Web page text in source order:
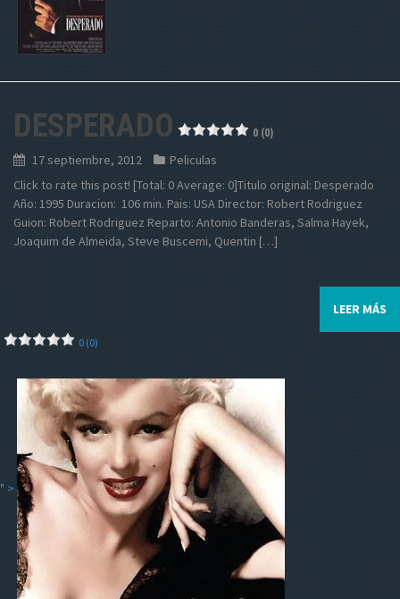
DESPERADO 0 (0)
17 septiembre, 2012
Peliculas
Click to rate this post! [Total: 0 Average: 0]Titulo original: Desperado
Año: 1995 Duracion: 106 min. Pais: USA Director: Robert Rodriguez
Guion: Robert Rodriguez Reparto: Antonio Banderas, Salma Hayek,
Joaquim de Almeida, Steve Buscemi, Quentin […]
LEER MÁS
0 (0)
" >